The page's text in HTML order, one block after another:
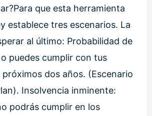
que esta herramienta
establece tres escenarios. La
al último: Probabilidad de
puedes cumplir con tus
próximos dos años. (Escenario
Insolvencia inminente:
podrás cumplir en los